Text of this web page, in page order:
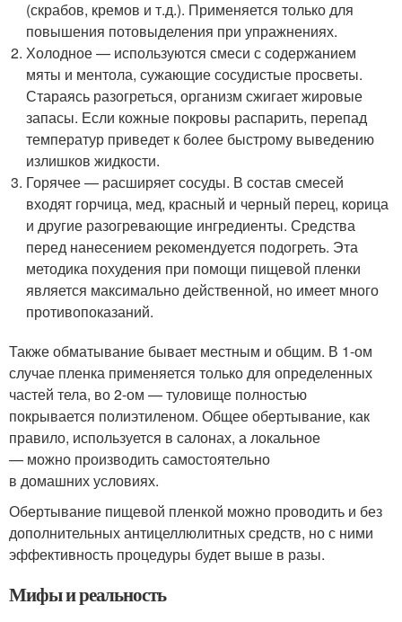
(скрабов, кремов и т.д.). Применяется только для
повышения потовыделения при упражнениях.
Холодное — используются смеси с содержанием
мяты и ментола, сужающие сосудистые просветы.
Стараясь разогреться, организм сжигает жировые
запасы. Если кожные покровы распарить, перепад
температур приведет к более быстрому выведению
излишков жидкости.
Горячее — расширяет сосуды. В состав смесей
входят горчица, мед, красный и черный перец, корица
и другие разогревающие ингредиенты. Средства
перед нанесением рекомендуется подогреть. Эта
методика похудения при помощи пищевой пленки
является максимально действенной, но имеет много
противопоказаний.
Также обматывание бывает местным и общим. В 1-ом
случае пленка применяется только для определенных
частей тела, во 2-ом — туловище полностью
покрывается полиэтиленом. Общее обертывание, как
правило, используется в салонах, а локальное
— можно производить самостоятельно
в домашних условиях.
Обертывание пищевой пленкой можно проводить и без
дополнительных антицеллюлитных средств, но с ними
эффективность процедуры будет выше в разы.
Мифы и реальность